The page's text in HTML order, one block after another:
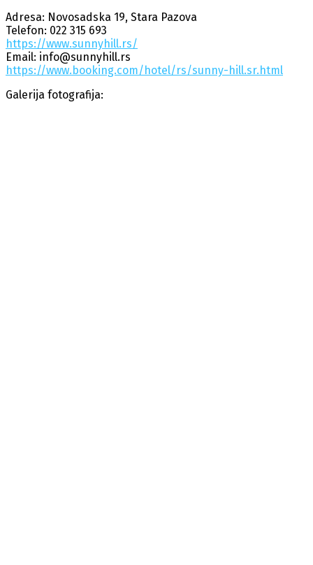
Adresa: Novosadska 19, Stara Pazova
Telefon: 022 315 693
https://www.sunnyhill.rs/
Email: info@sunnyhill.rs
https://www.booking.com/hotel/rs/sunny-hill.sr.html
Galerija fotografija: